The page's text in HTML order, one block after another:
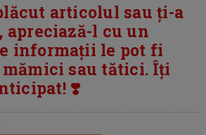
articolul sau ți-a
apreciază-l cu un
informații le pot fi
sau tătici. Îți
❣️